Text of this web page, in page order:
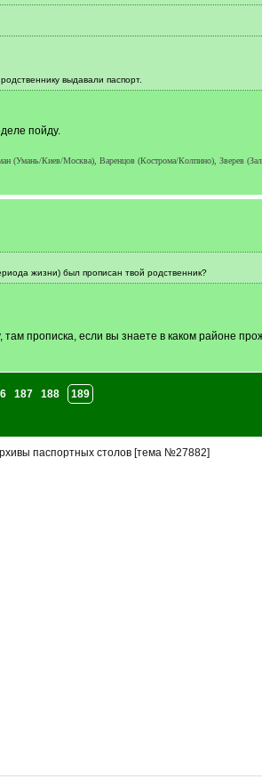
выдавали паспорт.
пойду.
Киев/Москва), Варенцов (Кострома/Колпино), Зверев
жизни) был прописан твой родственник?
там прописка, если вы знаете в каком районе
187 188
189
паспортных столов [тема №27882]